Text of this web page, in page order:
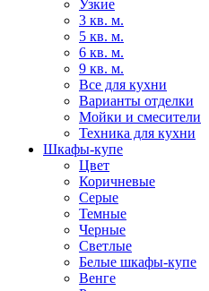
Узкие
3 кв. м.
5 кв. м.
6 кв. м.
9 кв. м.
Все для кухни
Варианты отделки
Мойки и смесители
Техника для кухни
Шкафы-купе
Цвет
Коричневые
Серые
Темные
Черные
Светлые
Белые шкафы-купе
Венге